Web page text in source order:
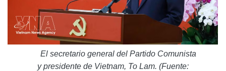
El secretario general del Partido Comunista
y presidente de Vietnam, To Lam. (Fuente: